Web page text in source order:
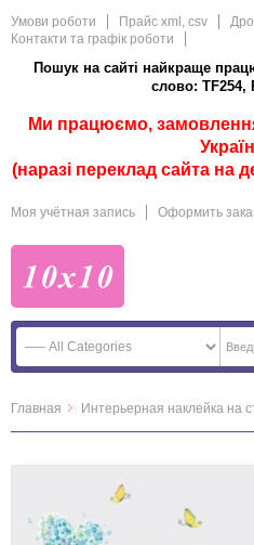
Умови роботи Прайс xml, csv
Контакти та графік роботи
Пошук на сайті найкраще
слово: TF254,
Ми працюємо,
(наразі переклад сайта на
Моя учётная запись Оформить
Главная Интерьерная наклейка на